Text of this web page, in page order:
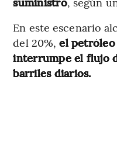
En este escenario
del 20%,el petróleo
interrumpe el flujo
barriles diarios.